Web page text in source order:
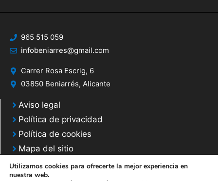
965 515 059
infobeniarres@gmail.com
Carrer Rosa Escrig, 6
03850 Beniarrés, Alicante
Aviso legal
Política de privacidad
Política de cookies
Mapa del sitio
Utilizamos cookies para ofrecerte la mejor experiencia en
nuestra web.